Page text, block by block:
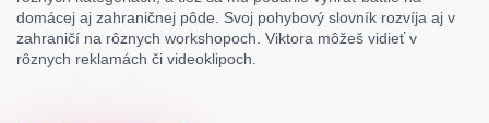
domácej aj zahraničnej pôde. Svoj pohybový slovník rozvíja aj v
zahraničí na rôznych workshopoch. Viktora môžeš vidieť v
rôznych reklamách či videoklipoch.